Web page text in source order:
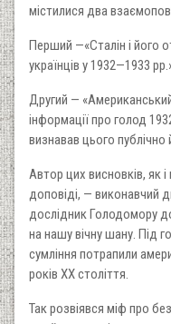
містилися два
Перший —«Сталін і його
українців у 1932—1933
Другий —
інформації про голод
визнавав цього публічно
Автор цих висновків, як
доповіді, — виконавчий
дослідник Голодомору
на нашу вічну шану. Під
сумління потрапили
років ХХ століття.
Так розвіявся міф про